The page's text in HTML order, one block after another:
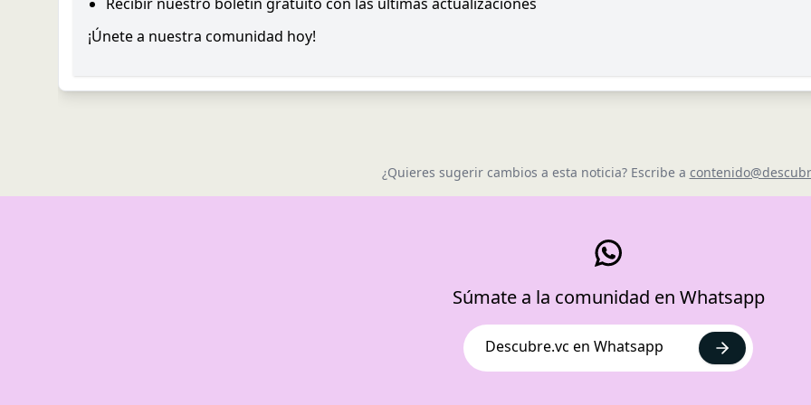
¡Únete a nuestra comunidad hoy!
¿Quieres sugerir cambios a esta noticia? Escribe a
Súmate a la comunidad en Whatsapp
Descubre.vc en Whatsapp